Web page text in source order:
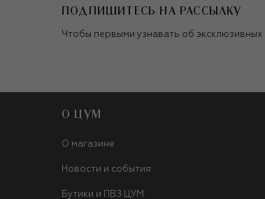
ПОДПИШИТЕСЬ НА РАССЫЛКУ
Чтобы первыми узнавать об
О ЦУМ
О магазине
Новости и события
Бутики и ПВЗ ЦУМ